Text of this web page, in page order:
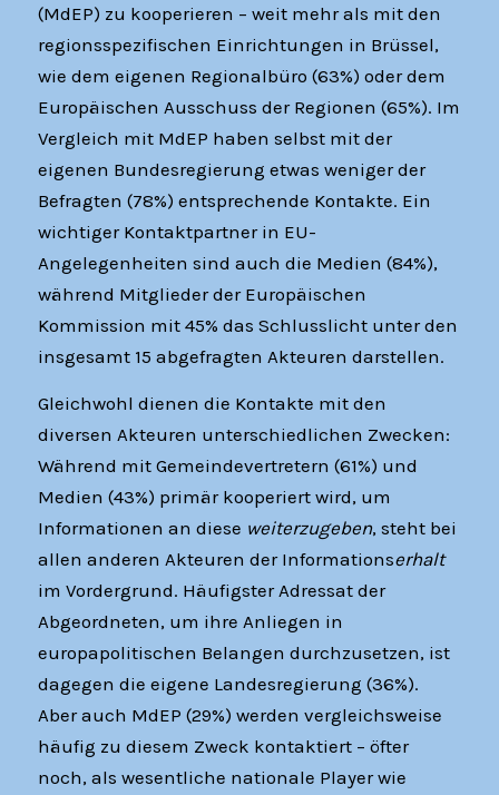
(MdEP) zu kooperieren – weit mehr als mit den
regionsspezifischen Einrichtungen in Brüssel,
wie dem eigenen Regionalbüro (63%) oder dem
Europäischen Ausschuss der Regionen (65%). Im
Vergleich mit MdEP haben selbst mit der
eigenen Bundesregierung etwas weniger der
Befragten (78%) entsprechende Kontakte. Ein
wichtiger Kontaktpartner in EU-
Angelegenheiten sind auch die Medien (84%),
während Mitglieder der Europäischen
Kommission mit 45% das Schlusslicht unter den
insgesamt 15 abgefragten Akteuren darstellen.
Gleichwohl dienen die Kontakte mit den
diversen Akteuren unterschiedlichen Zwecken:
Während mit Gemeindevertretern (61%) und
Medien (43%) primär kooperiert wird, um
Informationen an diese weiterzugeben, steht bei
allen anderen Akteuren der Informationserhalt
im Vordergrund. Häufigster Adressat der
Abgeordneten, um ihre Anliegen in
europapolitischen Belangen durchzusetzen, ist
dagegen die eigene Landesregierung (36%).
Aber auch MdEP (29%) werden vergleichsweise
häufig zu diesem Zweck kontaktiert – öfter
noch, als wesentliche nationale Player wie